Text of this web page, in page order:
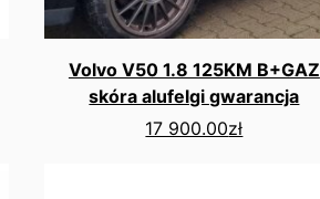
Volvo V50 1.8 125KM B+GAZ
skóra alufelgi gwarancja
17 900.00zł